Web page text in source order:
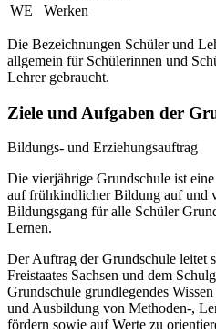
WE
Werken
Die Bezeichnungen Schüler und
allgemein für Schülerinnen und
Lehrer gebraucht.
Ziele und Aufgaben der
Bildungs- und Erziehungsauftrag
Die vierjährige Grundschule ist
auf frühkindlicher Bildung auf und
Bildungsgang für alle Schüler
Lernen.
Der Auftrag der Grundschule leitet
Freistaates Sachsen und dem
Grundschule grundlegendes
und Ausbildung von Methoden-,
fördern sowie auf Werte zu